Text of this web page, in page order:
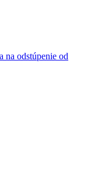
na odstúpenie od